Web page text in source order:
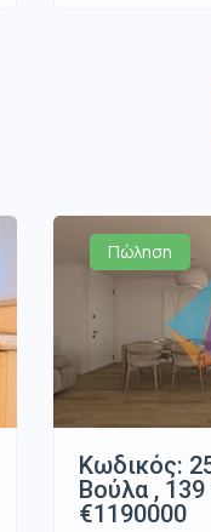
Πώληση
Κωδικός:
Βούλα , 139
€1190000